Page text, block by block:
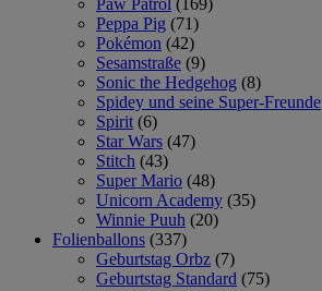
Peppa Pig (71)
Pokémon (42)
Sesamstraße (9)
Sonic the Hedgehog (8)
Spidey und seine Super-Freunde
Spirit (6)
Star Wars (47)
Stitch (43)
Super Mario (48)
Unicorn Academy (35)
Winnie Puuh (20)
Folienballons (337)
Geburtstag Orbz (7)
Geburtstag Standard (75)